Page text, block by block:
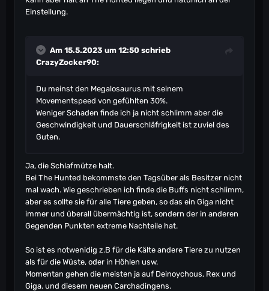
Einstellung.
Am 15.5.2023 um 12:50 schrieb
CrazyZocker90:
Du meinst den Megalosaurus mit seinem
Movementspeed von gefühlten 30%.
Weniger Schaden finde ich ja nicht schlimm aber die
Geschwindigkeit und Dauerschläfrigkeit ist zuviel des
Guten.
Ja, die Schlafmütze halt.
Bei The Hunted bekommste den Tagsüber als Besitzer nicht
mal wach. Wie geschrieben ich finde die Buffs nicht schlimm,
aber es sollte sie für alle Tiere geben, so das ein Giga nicht
immer und überall übermächtig ist, sondern der in anderen
Gegenden Punkten extreme Nachteile hat.
So ist es notwenidig z.B für die Kälte andere Tiere zu nutzen
als für die Wüste, oder in Höhlen usw.
Momentan gehen die meisten ja auf Deinoychous, Rex und
Giga. und diesem neuen Carchadingens.